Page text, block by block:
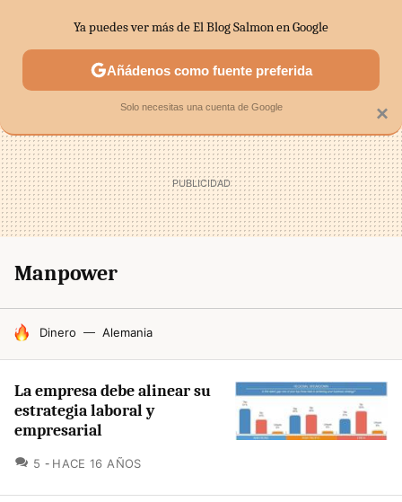
SECTORES ECONOMÍA DOMÉSTICA MERCADOS
Manpower
HOY SE HABLA DE
Dinero Alemania
La empresa debe alinear su
estrategia laboral y
empresarial
5 COMENTARIOS
HACE 16 AÑOS
×
Ya puedes ver más de El Blog Salmon en Google
Añádenos como fuente preferida
Solo necesitas una cuenta de Google